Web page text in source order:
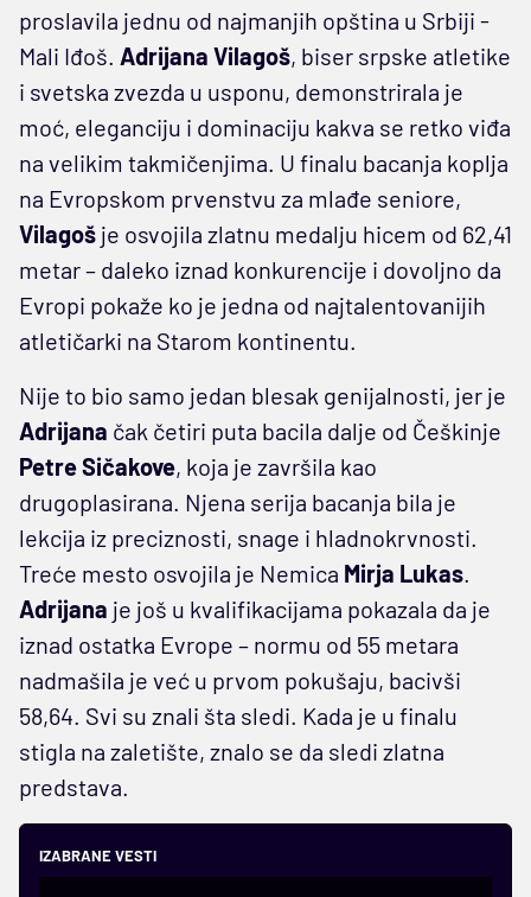
proslavila jednu od najmanjih opština u Srbiji -
Mali Iđoš. Adrijana Vilagoš, biser srpske atletike
i svetska zvezda u usponu, demonstrirala je
moć, eleganciju i dominaciju kakva se retko viđa
na velikim takmičenjima. U finalu bacanja koplja
na Evropskom prvenstvu za mlađe seniore,
Vilagoš je osvojila zlatnu medalju hicem od 62,41
metar – daleko iznad konkurencije i dovoljno da
Evropi pokaže ko je jedna od najtalentovanijih
atletičarki na Starom kontinentu.
Nije to bio samo jedan blesak genijalnosti, jer je
Adrijana čak četiri puta bacila dalje od Češkinje
Petre Sičakove, koja je završila kao
drugoplasirana. Njena serija bacanja bila je
lekcija iz preciznosti, snage i hladnokrvnosti.
Treće mesto osvojila je Nemica Mirja Lukas.
Adrijana je još u kvalifikacijama pokazala da je
iznad ostatka Evrope – normu od 55 metara
nadmašila je već u prvom pokušaju, bacivši
58,64. Svi su znali šta sledi. Kada je u finalu
stigla na zaletište, znalo se da sledi zlatna
predstava.
IZABRANE VESTI